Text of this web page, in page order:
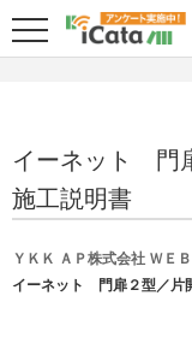
イーネット 門
施工説明書
ＹＫＫ ＡＰ株式会社 ＷＥ
イーネット 門扉２型／片